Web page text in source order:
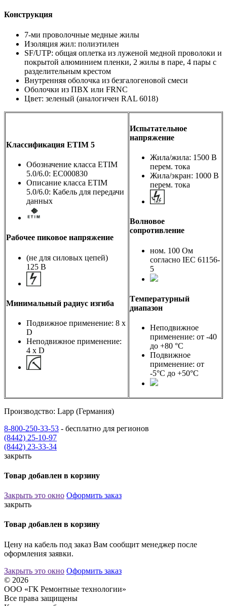
Конструкция
7-ми проволочные медные жилы
Изоляция жил: полиэтилен
SF/UTP: общая оплетка из луженой медной проволоки и
покрытой алюминием пленки, 2 жилы в паре, 4 пары с
разделительным крестом
Внутренняя оболочка из безгалогеновой смеси
Оболочки из ПВХ или FRNC
Цвет: зеленый (аналогичен RAL 6018)
Классификация ETIM 5
Обозначение класса ETIM
5.0/6.0: EC000830
Описание класса ETIM
5.0/6.0: Кабель для передачи
данных
Рабочее пиковое напряжение
(не для силовых цепей)
125 В
Минимальный радиус изгиба
Подвижное применение: 8 x
D
Неподвижное применение:
4 x D
Испытательное
напряжение
Жила/жила: 1500 В
перем. тока
Жила/экран: 1000 В
перем. тока
Волновое
сопротивление
ном. 100 Ом
согласно IEC 61156-
5
Tемпературный
диапазон
Неподвижное
применение: от -40
до +80 °C
Подвижное
применение: от
-5°C до +50°C
Производство: Lapp (Германия)
8-800-250-33-53 - бесплатно для регионов
(8442) 25-10-97
(8442) 23-33-34
закрыть
Товар добавлен в корзину
Закрыть это окно Оформить заказ
закрыть
Товар добавлен в корзину
Цену на кабель под заказ Вам сообщит менеджер после
оформления заявки.
Закрыть это окно Оформить заказ
© 2026
ООО «ГК Ремонтные технологии»
Все права защищены